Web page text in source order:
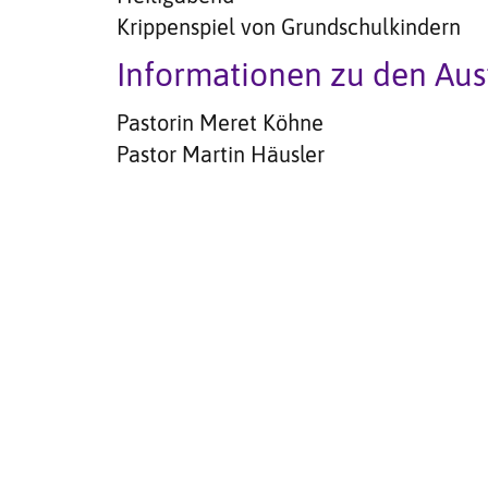
Krippenspiel von Grundschulkindern
Informationen zu den
Pastorin Meret Köhne
Pastor Martin Häusler